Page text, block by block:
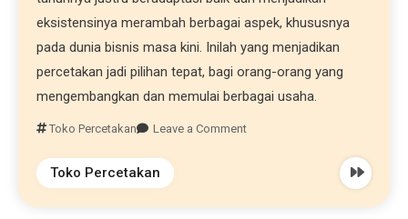
eksistensinya merambah berbagai aspek, khususnya
pada dunia bisnis masa kini. Inilah yang menjadikan
percetakan jadi pilihan tepat, bagi orang-orang yang
mengembangkan dan memulai berbagai usaha.
Toko Percetakan Leave a Comment
Toko Percetakan